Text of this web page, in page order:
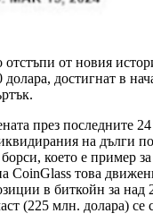
отстъпи от новия
достигнат в
през последните
на дълги
което е пример
CoinGlass това
в биткойн за над
(225 млн. долара) се